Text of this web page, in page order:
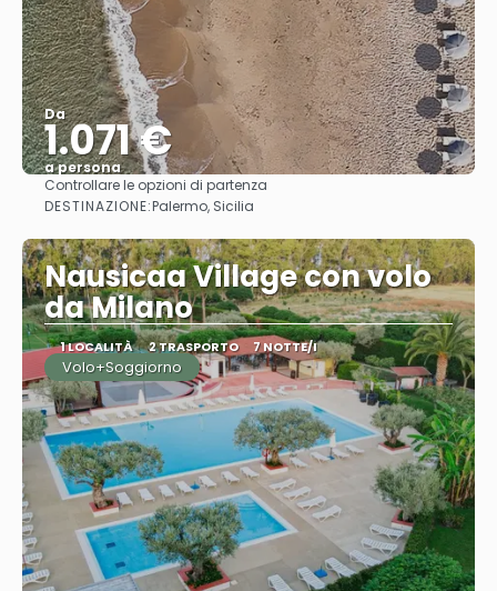
Da
1.071 €
a persona
Vedere
Controllare le opzioni di partenza
DESTINAZIONE:Palermo, Sicilia
Nausicaa Village con volo
da Milano
1 LOCALITÀ 2 TRASPORTO 7 NOTTE/I
Volo+Soggiorno